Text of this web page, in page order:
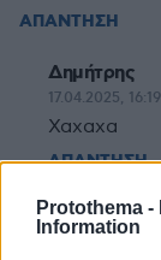
Protothema -
Information
ΑΠΑΝΤΗΣΗ
Δημήτρης
17.04.2025, 16:19
Χαχαχα
ΑΠΑΝΤΗΣΗ
μπράβο μήτσο